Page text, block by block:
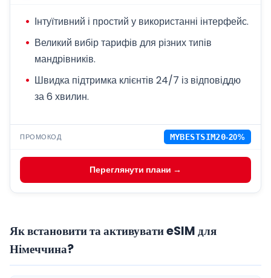
Інтуїтивний і простий у використанні інтерфейс.
Великий вибір тарифів для різних типів
мандрівників.
Швидка підтримка клієнтів 24/7 із відповіддю
за 6 хвилин.
ПРОМОКОД MYBESTSIM20-20%
Переглянути плани →
Як встановити та активувати eSIM для
Німеччина?